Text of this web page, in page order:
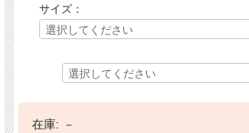
サイズ：
在庫: －